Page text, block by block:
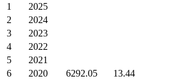
1
2025
2
2024
3
2023
4
2022
5
2021
6
2020 6292.05
13.44